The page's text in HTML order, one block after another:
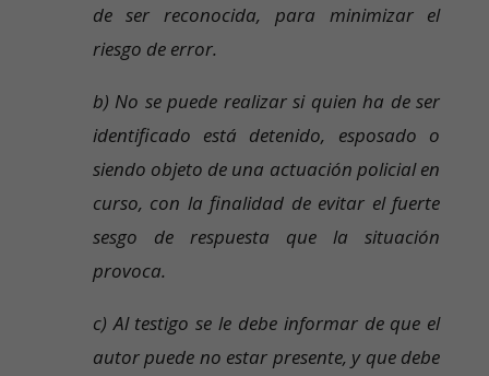
de ser reconocida, para minimizar el
riesgo de error.
b) No se puede realizar si quien ha de ser
identificado está detenido, esposado o
siendo objeto de una actuación policial en
curso, con la finalidad de evitar el fuerte
sesgo de respuesta que la situación
provoca.
c) Al testigo se le debe informar de que el
autor puede no estar presente, y que debe